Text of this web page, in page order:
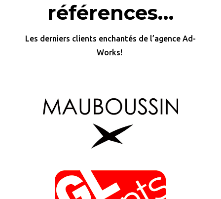
références…
Les derniers clients enchantés de l’agence Ad-
Works!